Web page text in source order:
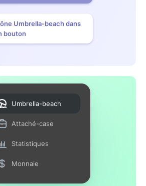
Umbrella-beach dans
bouton
Umbrella-beach
Attaché-case
Statistiques
Monnaie